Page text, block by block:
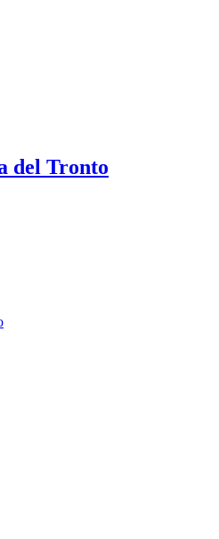
del Tronto